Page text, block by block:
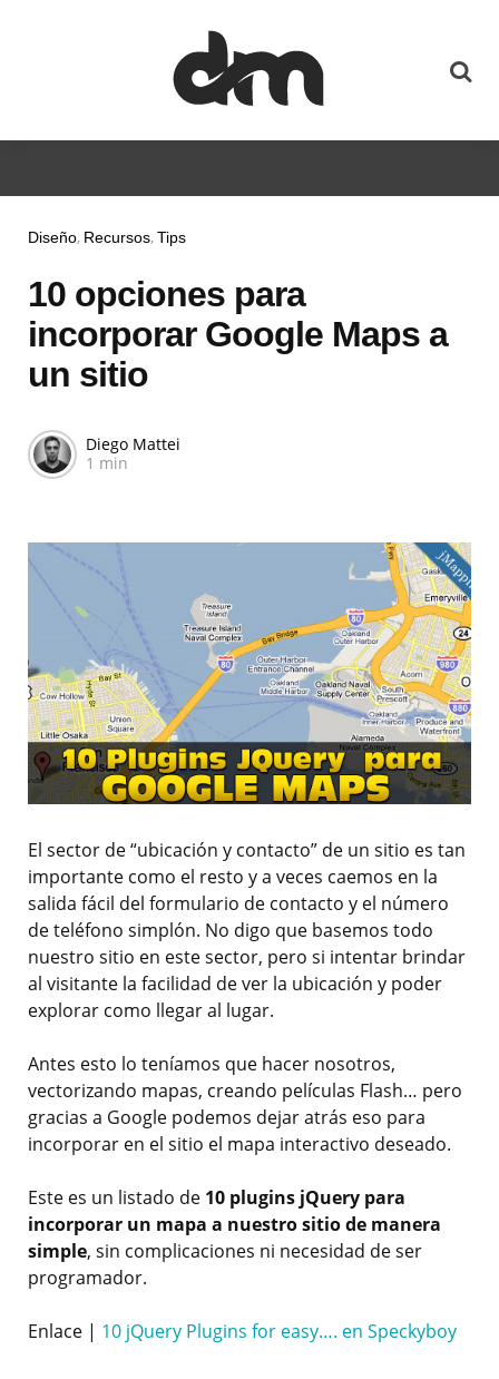
Diseño Recursos Tips
10 opciones para
incorporar Google Maps a
un sitio
Diego Mattei
1 min
El sector de “ubicación y contacto” de un sitio es tan
importante como el resto y a veces caemos en la
salida fácil del formulario de contacto y el número
de teléfono simplón. No digo que basemos todo
nuestro sitio en este sector, pero si intentar brindar
al visitante la facilidad de ver la ubicación y poder
explorar como llegar al lugar.
Antes esto lo teníamos que hacer nosotros,
vectorizando mapas, creando películas Flash… pero
gracias a Google podemos dejar atrás eso para
incorporar en el sitio el mapa interactivo deseado.
Este es un listado de 10 plugins jQuery para
incorporar un mapa a nuestro sitio de manera
simple, sin complicaciones ni necesidad de ser
programador.
Enlace | 10 jQuery Plugins for easy…. en Speckyboy